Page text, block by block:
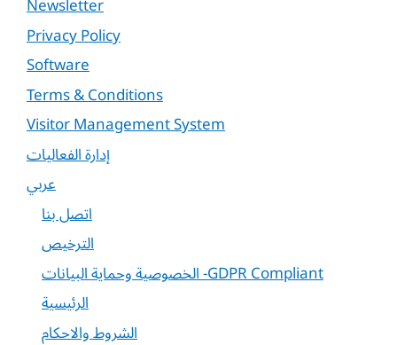
Privacy Policy
Software
Terms & Conditions
Visitor Management System
إدارة الفعاليات
عربي
اتصل بنا
الترخيص
الخصوصية وحماية البيانات -GDPR Compliant
الرئيسية
الشروط والاحكام